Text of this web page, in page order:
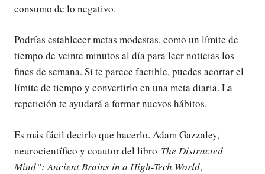
consumo de lo negativo.
Podrías establecer metas modestas, como un límite de
tiempo de veinte minutos al día para leer noticias los
fines de semana. Si te parece factible, puedes acortar el
límite de tiempo y convertirlo en una meta diaria. La
repetición te ayudará a formar nuevos hábitos.
Es más fácil decirlo que hacerlo. Adam Gazzaley,
neurocientífico y coautor del libro The Distracted
Mind”: Ancient Brains in a High-Tech World,